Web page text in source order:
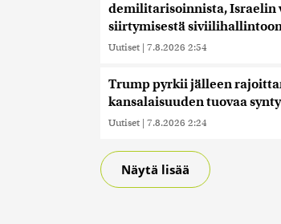
demilitarisoinnista, Israelin
siirtymisestä
Uutiset | 7.8.2026 2:54
Trump pyrkii jälleen
kansalaisuuden tuovaa
Uutiset | 7.8.2026 2:24
Näytä lisää